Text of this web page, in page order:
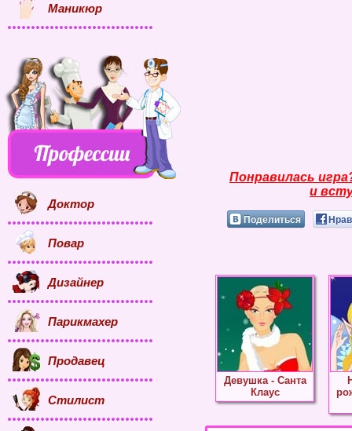
Понравилась
и
Поделиться
Девушка - Санта
Клаус
Маникюр
Доктор
Повар
Дизайнер
Парикмахер
Продавец
Стилист